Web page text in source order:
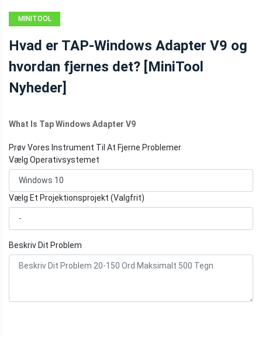
MINITOOL
Hvad er TAP-Windows Adapter V9 og
hvordan fjernes det? [MiniTool
Nyheder]
What Is Tap Windows Adapter V9
Prøv Vores Instrument Til At Fjerne Problemer
Vælg Operativsystemet
Vælg Et Projektionsprojekt (Valgfrit)
Beskriv Dit Problem